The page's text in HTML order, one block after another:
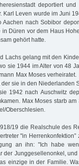
deportiert
Karl Leven wurde im Juni
nach Sobibor
Düren vor dem Haus
gehört hatte.
Lachs gelang mit den
sie 1944 im Alter von 48
Max Moses
sie in den Niederlanden
1942 nach Auschwitz
Max Moses starb
Oberschlesien.
19 die Realschule des
"in
an ihn: "Ich habe
der Junggesellenonkel, und
einzige in der Familie.